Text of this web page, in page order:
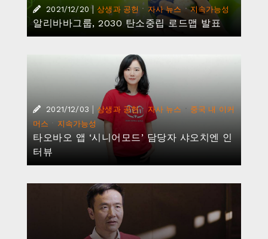
2021/12/20 | 상생과 공헌 · 자사 뉴스 ·지속가능성
알리바바그룹, 2030 탄소중립 로드맵 발표
2021/12/03 상생과 공헌·자사 뉴스 · 중국 내 이커
머스
지속가능성
타오바오 앱 ‘시니어모드’ 담당자 샤오치엔 인
터뷰